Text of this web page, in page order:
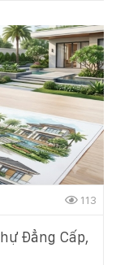
113
Đẳng Cấp,